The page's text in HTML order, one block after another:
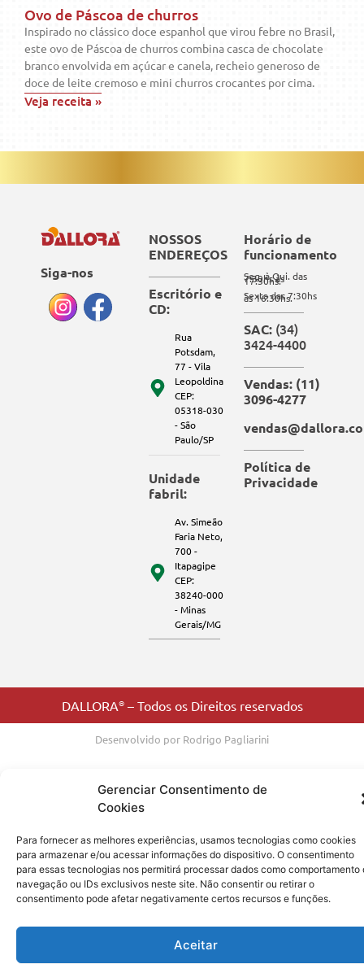
Gerenciar Consentimento de
Cookies
Para fornecer as melhores experiências, usamos tecnologias como cookies
para armazenar e/ou acessar informações do dispositivo. O consentimento
para essas tecnologias nos permitirá processar dados como comportamento
navegação ou IDs exclusivos neste site. Não consentir ou retirar o
consentimento pode afetar negativamente certos recursos e funções.
Aceitar
Ovo de Páscoa de churros
Inspirado no clássico doce espanhol que virou febre no Brasil,
este ovo de Páscoa de churros combina casca de chocolate
branco envolvida em açúcar e canela, recheio generoso de
doce de leite cremoso e mini churros crocantes por cima.
Veja receita »
Siga-nos
NOSSOS
ENDEREÇOS
Escritório e
CD:
Rua
Potsdam,
77 - Vila
Leopoldina
CEP:
05318-030
- São
Paulo/SP
Unidade
fabril:
Av. Simeão
Faria Neto,
700 -
Itapagipe
CEP:
38240-000
- Minas
Gerais/MG
Horário de
funcionamento
Seg. à Qui. das
7:30hs às
17:30hs.
Sexta das 7:30hs
às 16:30hs.
SAC: (34)
3424-4400
Vendas: (11)
3096-4277
Política de
Privacidade
DALLORA®– Todos os Direitos reservados
Desenvolvido por Rodrigo Pagliarini